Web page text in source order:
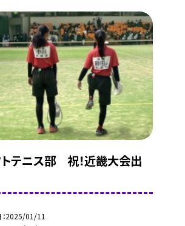
トテニス部 祝！近畿大会出
2025/01/11